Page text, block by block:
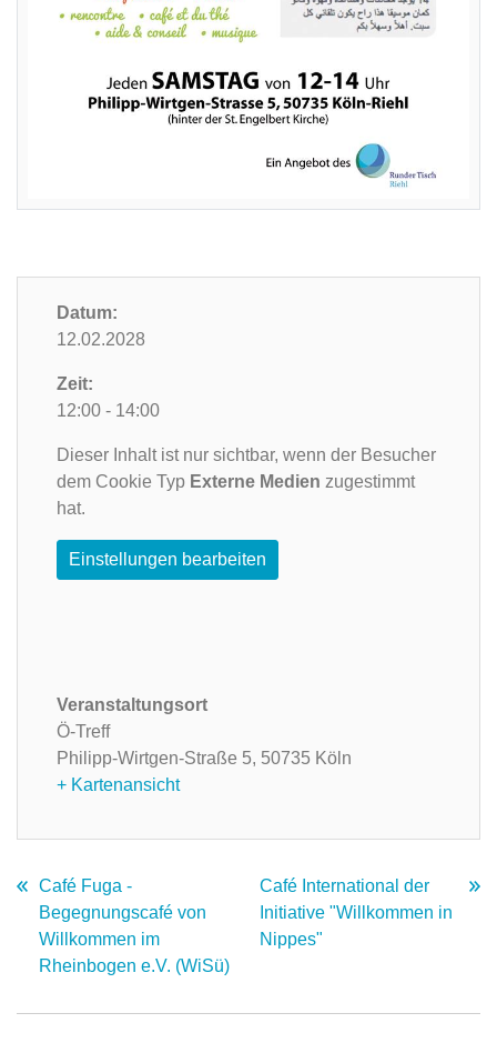
Datum:
12.02.2028
Zeit:
12:00 - 14:00
Dieser Inhalt ist nur sichtbar, wenn der Besucher
dem Cookie Typ Externe Medien zugestimmt
hat.
Einstellungen bearbeiten
Veranstaltungsort
Ö-Treff
Philipp-Wirtgen-Straße 5, 50735 Köln
+ Kartenansicht
Café Fuga -
Begegnungscafé von
Willkommen im
Rheinbogen e.V. (WiSü)
Café International der
Initiative "Willkommen in
Nippes"